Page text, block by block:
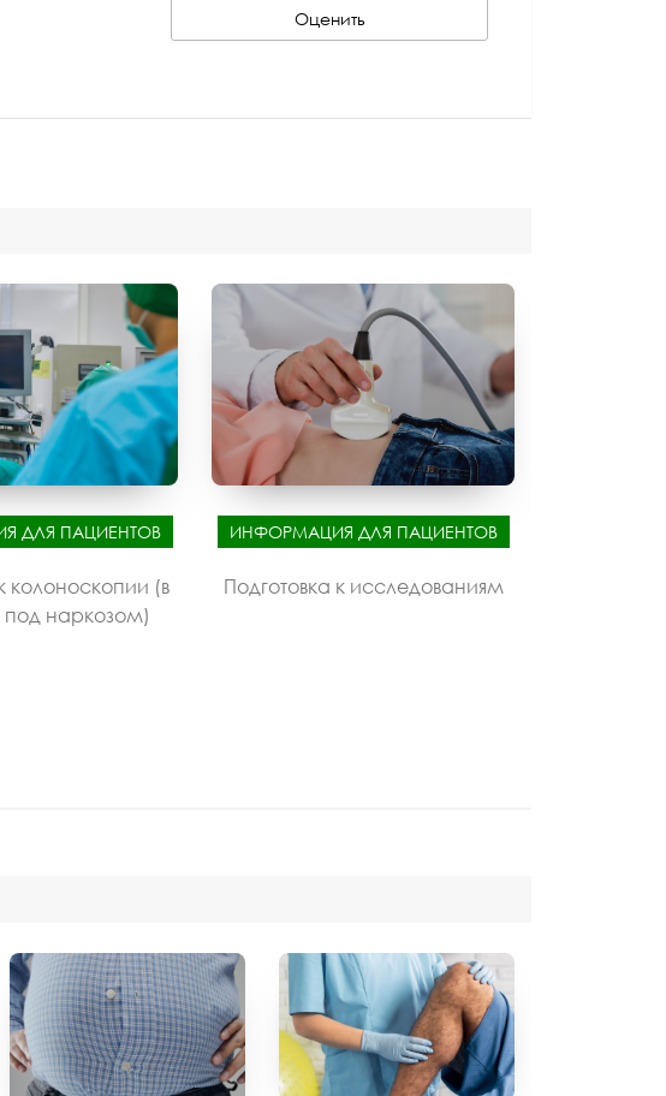
Оценить
ДЛЯ ПАЦИЕНТОВ
колоноскопии (в
под наркозом)
ИНФОРМАЦИЯ ДЛЯ ПАЦИЕНТОВ
Подготовка к исследованиям